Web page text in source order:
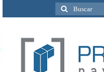
Buscar
por: